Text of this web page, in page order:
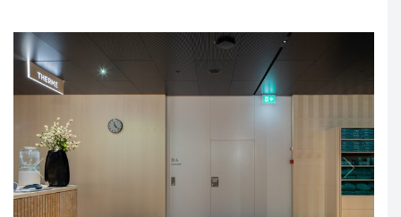
Previous Next